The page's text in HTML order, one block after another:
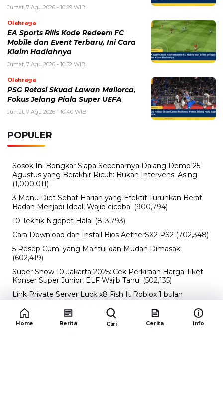
Jumat, 7 Agu 2026 - 10:59 WIB
Olahraga
EA Sports Rilis Kode Redeem FC
Mobile dan Event Terbaru, Ini Cara
Klaim Hadiahnya
Jumat, 7 Agu 2026 - 10:52 WIB
Olahraga
PSG Rotasi Skuad Lawan Mallorca,
Fokus Jelang Piala Super UEFA
Jumat, 7 Agu 2026 - 10:40 WIB
POPULER
Sosok Ini Bongkar Siapa Sebenarnya Dalang Demo 25
Agustus yang Berakhir Ricuh: Bukan Intervensi Asing
(1,000,011)
3 Menu Diet Sehat Harian yang Efektif Turunkan Berat
Badan Menjadi Ideal, Wajib dicoba! (900,794)
10 Teknik Ngepet Halal (813,793)
Cara Download dan Install Bios AetherSX2 PS2 (702,348)
5 Resep Cumi yang Mantul dan Mudah Dimasak
(602,419)
Super Show 10 Jakarta 2025: Cek Perkiraan Harga Tiket
Konser Super Junior, ELF Wajib Tahu! (502,135)
Link Private Server Luck x8 Fish It Roblox 1 bulan
Diadakan oleh Redaksiku.com: Event Langka dengan
Drop Rate yang Melejit
(424,811)
10 Film Indonesia Tayang November 2024, Ada Film
Home Berita Cari Cerita Info